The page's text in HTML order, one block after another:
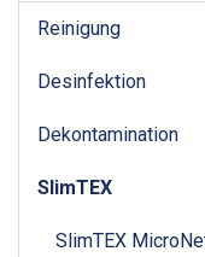
Reinigung
Desinfektion
Dekontamination
SlimTEX
SlimTEX